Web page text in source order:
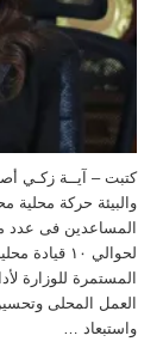
كتبت – آيــة زكـي
والبيئة حركة محلية
المساعدين فى عدد
لحوالي ١٠
المستمرة للوزارة
العمل المحلى
واستبعاد …